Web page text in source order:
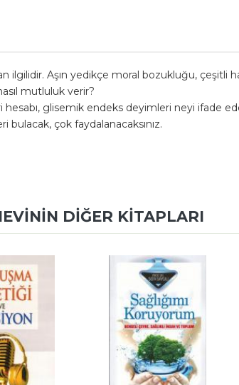
ilgilidir. Aşın yedikçe moral bozukluğu, çeşitli
mutluluk verir?
glisemik endeks deyimleri neyi ifade
çok faydalanacaksınız.
DIĞER KITAPLARI